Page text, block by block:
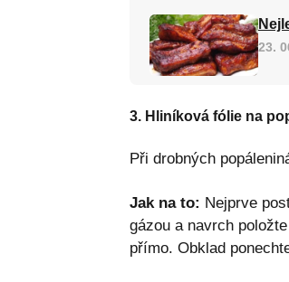
23.
3. Hliníková fólie na
Při drobných
Jak na to: Nejprve
gázou a navrch
přímo. Obklad